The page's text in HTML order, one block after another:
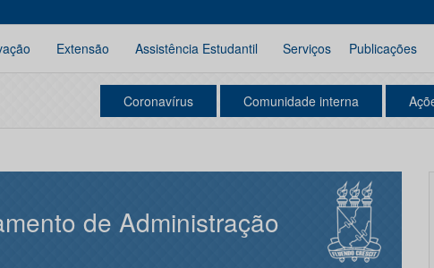
Extensão Assistência Estudantil Serviços Publicações
Coronavírus Comunidade interna
de Administração